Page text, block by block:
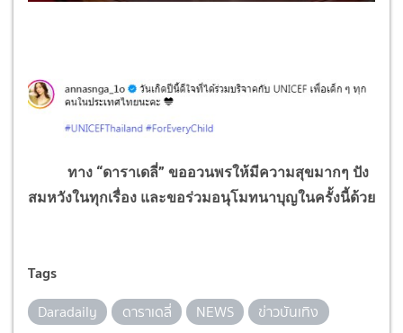
ทาง “ดาราเดลี่” ขออวนพรให้มีความสุขมากๆ ปัง
สมหวังในทุกเรื่อง และขอร่วมอนุโมทนาบุญในครั้งนี้ด้วย
Tags
Daradaily ดาราเดลี่ NEWS
ข่าวบันเทิง